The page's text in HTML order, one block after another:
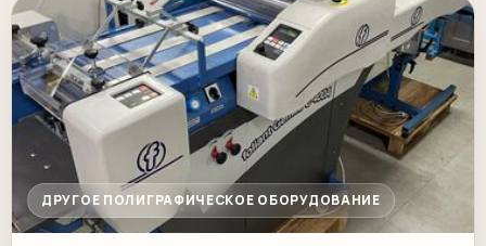
ДРУГОЕ ПОЛИГРАФИЧЕСКОЕ ОБОРУДОВАНИЕ